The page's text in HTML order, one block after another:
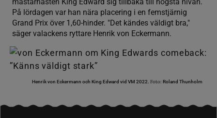
På lördagen var han nära placering i en femstjärnig
Grand Prix över 1,60-hinder. "Det kändes väldigt bra,"
säger valackens ryttare Henrik von Eckermann.
Henrik von Eckermann och King Edward vid VM 2022. Foto: Roland Thunholm